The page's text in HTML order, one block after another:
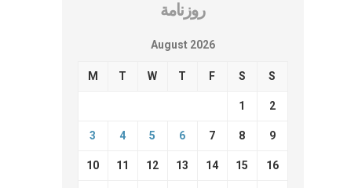
روزنامة
August 2026
M T W T F S S
1 2
3 4 5 6 7 8 9
10 11 12 13 14 15 16